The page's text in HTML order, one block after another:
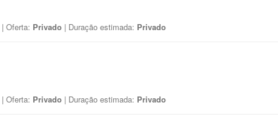
| Oferta: Privado | Duração estimada: Privado
| Oferta: Privado | Duração estimada: Privado